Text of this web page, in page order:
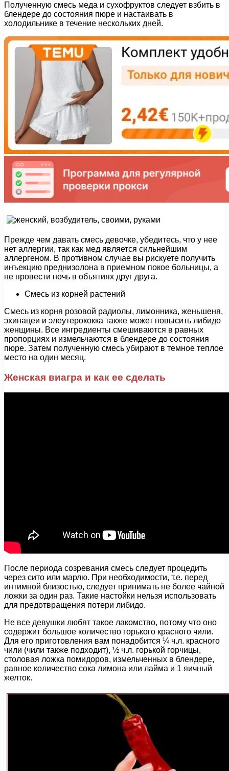
Полученную смесь меда и сухофруктов следует взбить в
блендере до состояния пюре и настаивать в
холодильнике в течение нескольких дней.
Прежде чем давать смесь девочке, убедитесь, что у нее
нет аллергии, так как мед является сильнейшим
аллергеном. В противном случае вы рискуете получить
инъекцию преднизолона в приемном покое больницы, а
не провести ночь в объятиях друг друга.
Смесь из корней растений
Смесь из корня розовой радиолы, лимонника, женьшеня,
эхинацеи и элеутерококка также может повысить либидо
женщины. Все ингредиенты смешиваются в равных
пропорциях и измельчаются в блендере до состояния
пюре. Затем полученную смесь убирают в темное теплое
место на один месяц.
Женская виагра и как ее сделать
После периода созревания смесь следует процедить
через сито или марлю. При необходимости, т.е. перед
интимной близостью, следует принимать не более чайной
ложки за один раз. Такие настойки нельзя использовать
для предотвращения потери либидо.
Не все девушки любят такое лакомство, потому что оно
содержит большое количество горького красного чили.
Для его приготовления вам понадобится ¼ ч.л. красного
чили (чили также подходит), ½ ч.л. горькой горчицы,
столовая ложка помидоров, измельченных в блендере,
равное количество сока лимона или лайма и 1 яичный
желток.